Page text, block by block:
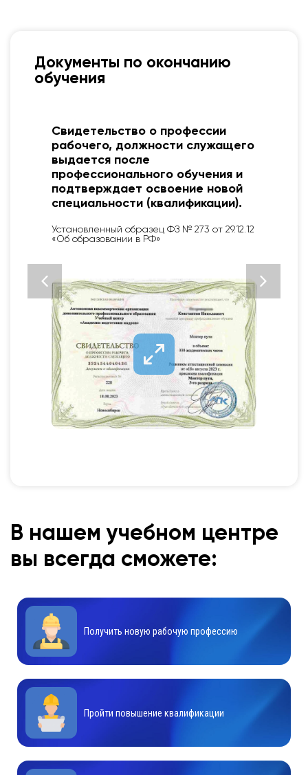
Документы по окончанию
обучения
Свидетельство о профессии
рабочего, должности служащего
выдается после
профессионального обучения и
подтверждает освоение новой
специальности (квалификации).
Установленный образец ФЗ № 273 от 29.12.12
«Об образовании в РФ»
В нашем учебном центре
вы всегда сможете:
Получить новую рабочую профессию
Пройти повышение квалификации